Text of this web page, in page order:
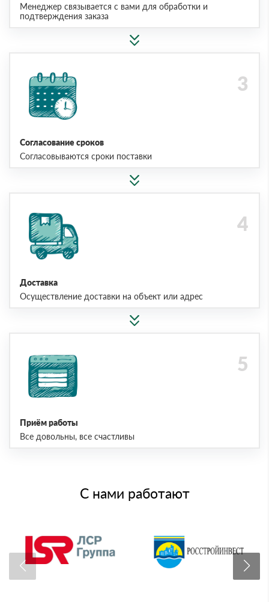
Менеджер связывается с вами для обработки и
подтверждения заказа
Согласование сроков
Согласовываются сроки поставки
Доставка
Осуществление доставки на объект или адрес
Приём работы
Все довольны, все счастливы
С нами работают